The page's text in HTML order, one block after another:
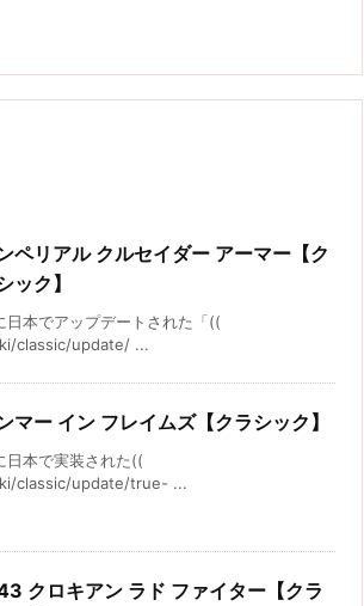
ペリアル クルセイダー アーマー【ク
ック】
日本でアップデートされた「((
classic/update/ ...
マー イン フレイムズ【クラシック】
日本で実装された((
classic/update/true- ...
クロキアン ラド ファイター【クラ